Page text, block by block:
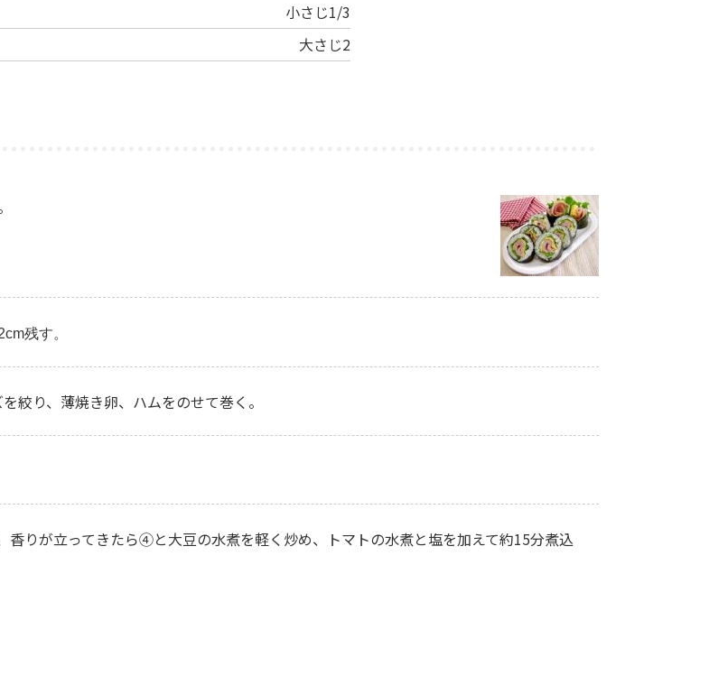
小さじ1/3
大さじ2
残す。
絞り、薄焼き卵、ハムをのせて巻く。
香りが立ってきたら④と大豆の水煮を軽く炒め、トマトの水煮と塩を加えて約15分煮込